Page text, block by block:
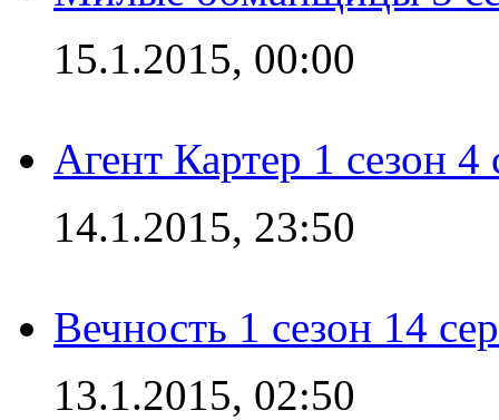
15.1.2015, 00:00
Агент Картер 1 сезон 4
14.1.2015, 23:50
Вечность 1 сезон 14
13.1.2015, 02:50